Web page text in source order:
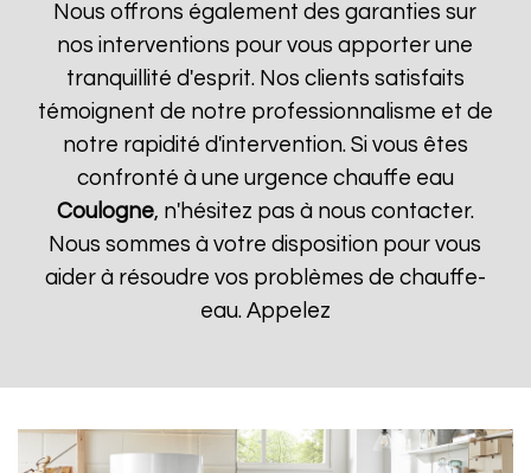
Nous offrons également des garanties sur
nos interventions pour vous apporter une
tranquillité d'esprit. Nos clients satisfaits
témoignent de notre professionnalisme et de
notre rapidité d'intervention. Si vous êtes
confronté à une urgence chauffe eau
Coulogne, n'hésitez pas à nous contacter.
Nous sommes à votre disposition pour vous
aider à résoudre vos problèmes de chauffe-
eau. Appelez